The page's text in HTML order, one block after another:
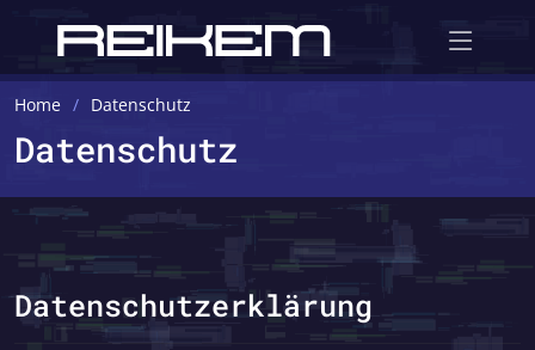
Home Datenschutz
Datenschutz
Datenschutzerklärung